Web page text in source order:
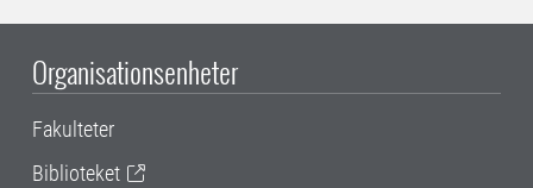
Organisationsenheter
Fakulteter
Biblioteket